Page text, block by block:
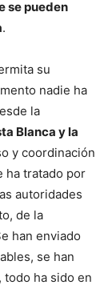
se pueden
.
su
nadie ha
la
Blanca y la
y coordinación
ha tratado por
autoridades
de la
han enviado
se han
todo ha sido en